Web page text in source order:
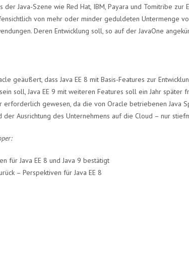
der Java-Szene wie Red Hat, IBM, Payara und Tomitribe
von mehr oder minder geduldeten Untermenge
Deren Entwicklung soll, so auf der JavaOne
geäußert, dass Java EE 8 mit Basis-Features zur
soll, Java EE 9 mit weiteren Features soll ein Jahr später
erforderlich gewesen, da die von Oracle betriebenen Java
der Ausrichtung des Unternehmens auf die Cloud – nur
für Java EE 8 und Java 9 bestätigt
– Perspektiven für Java EE 8